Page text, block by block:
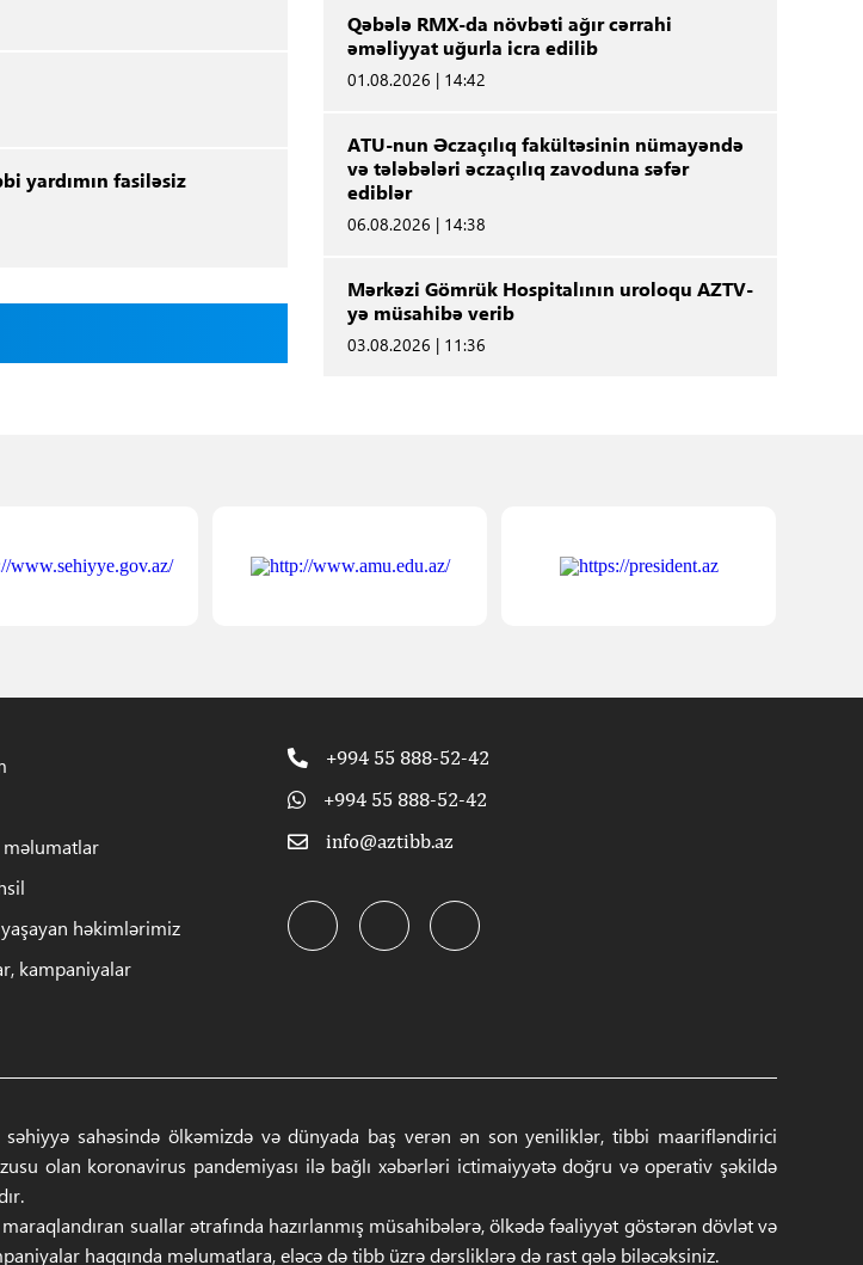
yardımın fasiləsiz
Qəbələ RMX-da növbəti ağır cərrahi
əməliyyat uğurla icra edilib
01.08.2026 | 14:42
ATU-nun Əczaçılıq fakültəsinin nümayəndə
və tələbələri əczaçılıq zavoduna səfər
ediblər
06.08.2026 | 14:38
Mərkəzi Gömrük Hospitalının uroloqu AZTV-
yə müsahibə verib
03.08.2026 | 11:36
məlumatlar
həkimlərimiz
kampaniyalar
+994 55 888-52-42
+994 55 888-52-42
info@aztibb.az
səhiyyə sahəsində ölkəmizdə və dünyada baş verən ən son yeniliklər, tibbi maarifləndirici
olan koronavirus pandemiyası ilə bağlı xəbərləri ictimaiyyətə doğru və operativ şəkildə
suallar ətrafında hazırlanmış müsahibələrə, ölkədə fəaliyyət göstərən dövlət və
haqqında məlumatlara, eləcə də tibb üzrə dərsliklərə də rast gələ biləcəksiniz.